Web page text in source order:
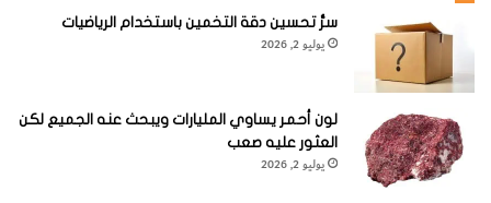
نقّار كبير القدّ. للذكر مؤخّر
عنق أحمر ووجه أبيض يقطعه
شريط داكن عريض خلف
العينين وشريط وَجني أسوَد مُشابه. الأجزاء الظهريّة زيتونيّة أو
سرُّ تحسين دقة التخمين باستخدام الرياضيات
يوليو 2, 2026
لون أحمر يساوي المليارات ويبحث عنه الجميع لكن
العثور عليه صعب
يوليو 2, 2026